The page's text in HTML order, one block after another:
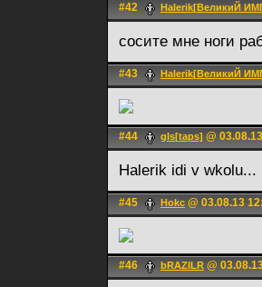
#42 Halerik[ВеликиЙ
сосите мне ноги
#43 Halerik[ВеликиЙ
#44 gIs[taps] @
Halerik idi v wkolu...
#45 Hokc @ 03.08.13
#46 bRAZILR @